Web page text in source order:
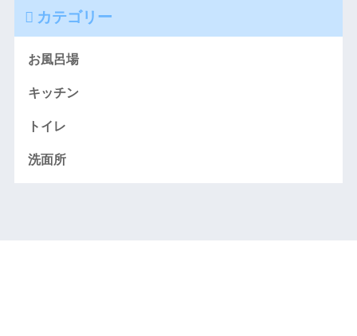
カテゴリー
お風呂場
キッチン
トイレ
洗面所